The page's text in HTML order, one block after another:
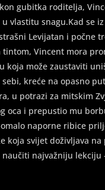
gubitka roditelja,
vlastitu snagu.Kad se
Levijatan i počne
tintom, Vincent mora
koja može zaustaviti
kreće na opasno
u potrazi za mitskim
oca i prepustio mu
naporne ribice
koja svijet doživljava
najvažniju lekciju